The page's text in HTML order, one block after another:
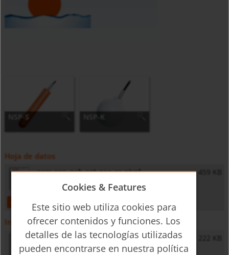
NSP-S NSP-K
Hoja de datos
nsm-nsp-nab-nst-nse-es-nivel 459 KB
download
Instrucciones de operación
NSP - Operating Instructions 222 KB
Cookies & Features
Este sitio web utiliza cookies para
ofrecer contenidos y funciones. Los
detalles de las tecnologías utilizadas
pueden encontrarse en nuestra política